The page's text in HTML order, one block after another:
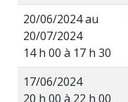
20/06/2024 au
20/07/2024
14 h 00 à 17 h 30
17/06/2024
20 h 00 à 22 h 00